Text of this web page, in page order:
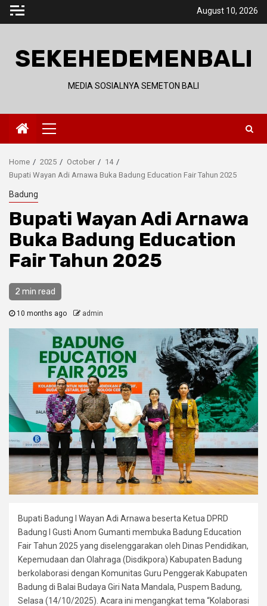
Skip
August 10, 2026
SEKEHEDEMENBALI
MEDIA SOSIALNYA SEMETON BALI
Primary
Menu
Home 2025 October
14
Bupati Wayan Adi Arnawa Buka Badung Education Fair Tahun 2025
Badung
Bupati Wayan Adi Arnawa
Buka Badung Education
Fair Tahun 2025
2 min read
10 months ago admin
Bupati Badung I Wayan Adi Arnawa beserta Ketua DPRD
Badung I Gusti Anom Gumanti membuka Badung Education
Fair Tahun 2025 yang diselenggarakan oleh Dinas Pendidikan,
Kepemudaan dan Olahraga (Disdikpora) Kabupaten Badung
berkolaborasi dengan Komunitas Guru Penggerak Kabupaten
Badung di Balai Budaya Giri Nata Mandala, Puspem Badung,
Selasa (14/10/2025). Acara ini mengangkat tema “Kolaborasi